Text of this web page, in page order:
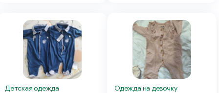
Детская одежда
Одежда на девочку